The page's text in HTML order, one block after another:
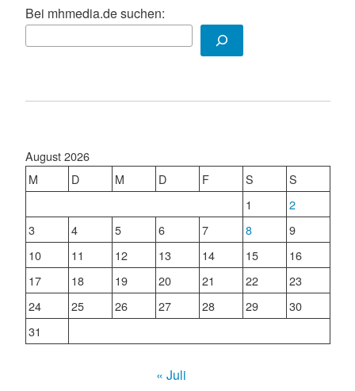
Bei mhmedia.de suchen:
August 2026
M
D M D F S
S
1
2
3
4 5 6 7 8
9
10
11 12 13 14 15
16
17
18 19 20 21 22
23
24
25 26 27 28 29
30
31
« Juli